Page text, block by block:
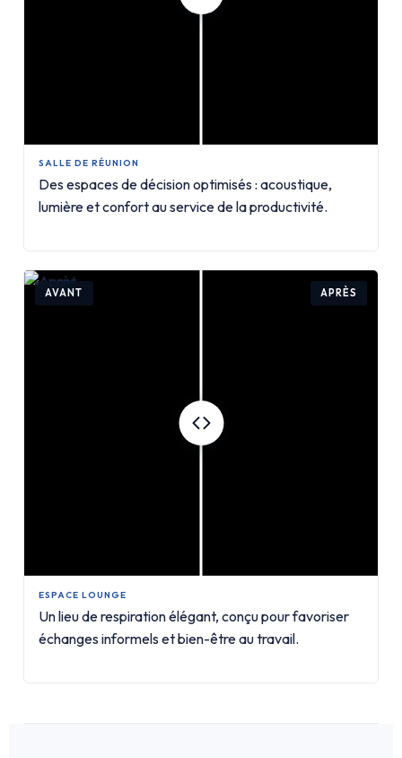
SALLE DE RÉUNION
Des espaces de décision optimisés : acoustique,
lumière et confort au service de la productivité.
AVANT APRÈS
ESPACE LOUNGE
Un lieu de respiration élégant, conçu pour favoriser
échanges informels et bien-être au travail.